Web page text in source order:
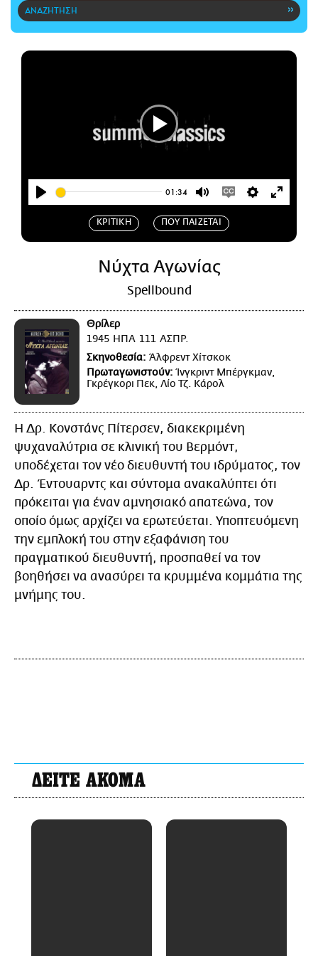
CITY GUIDE
ΑΜΠΑ
PRINT
Play
01:34
MuteEnable
captions
Settings
Enter
Play
ΚΡΙΤΙΚΗ ΠΟΥ ΠΑΙΖΕΤΑΙ
Nύχτα Αγωνίας
Spellbound
Θρίλερ
1945 ΗΠΑ 111 ΑΣΠΡ.
Σκηνοθεσία: Άλφρεντ Χίτσκοκ
Πρωταγωνιστούν: Ίνγκριντ Μπέργκμαν,
Γκρέγκορι Πεκ, Λίο Τζ. Κάρολ
Η Δρ. Κονστάνς Πίτερσεν, διακεκριμένη
ψυχαναλύτρια σε κλινική του Βερμόντ,
υποδέχεται τον νέο διευθυντή του ιδρύματος, τον
Δρ. Έντουαρντς και σύντομα ανακαλύπτει ότι
πρόκειται για έναν αμνησιακό απατεώνα, τον
οποίο όμως αρχίζει να ερωτεύεται. Υποπτευόμενη
την εμπλοκή του στην εξαφάνιση του
πραγματικού διευθυντή, προσπαθεί να τον
βοηθήσει να ανασύρει τα κρυμμένα κομμάτια της
μνήμης του.
ΔΕΙΤΕ ΑΚΟΜΑ